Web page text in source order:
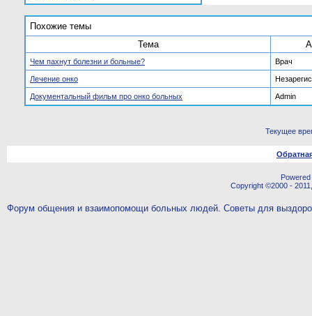
Похожие темы
Тема
Чем пахнут болезни и больные? Врач
Лечение онко
Документальный фильм про онко больных Admin
Текущее
Copyright ©2000 -
Форум общения и взаимопомощи больных людей. Советы для